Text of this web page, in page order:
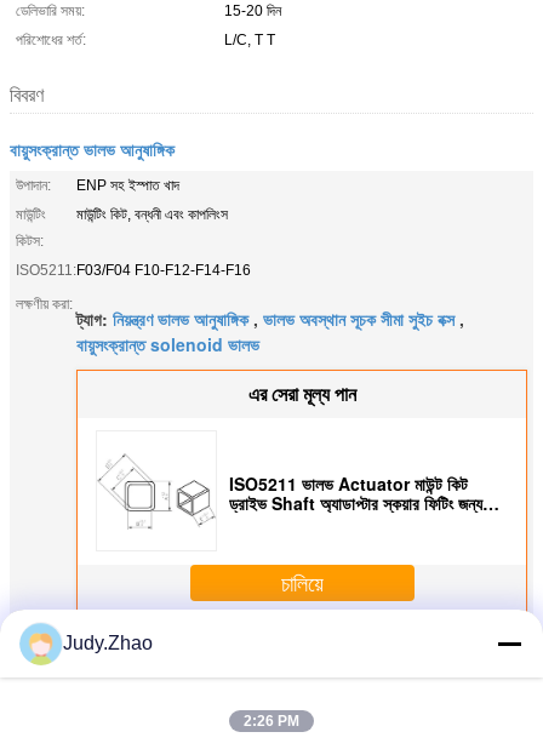
ডেলিভারি সময়:
15-20 দিন
পরিশোধের শর্ত:
L/C, T T
বিবরণ
বায়ুসংক্রান্ত ভালভ আনুষাঙ্গিক
উপাদান:
ENP সহ ইস্পাত খাদ
মাউন্টিং
কিটস:
মাউন্টিং কিট, বন্ধনী এবং কাপলিংস
ISO5211:F03/F04 F10-F12-F14-F16
লক্ষণীয় করা:
ট্যাগ: নিয়ন্ত্রণ ভালভ আনুষাঙ্গিক, ভালভ অবস্থান সূচক সীমা সুইচ বক্স,
বায়ুসংক্রান্ত solenoid ভালভ
এর সেরা মূল্য পান
ISO5211 ভালভ Actuator মাউন্ট কিট
ড্রাইভ Shaft অ্যাডাপ্টার স্কয়ার ফিটিং জন্য
চালিয়ে
অধিকবায়ুসংক্রান্ত ভালভ আনুষাঙ্গিক
Judy.Zhao
2:26 PM